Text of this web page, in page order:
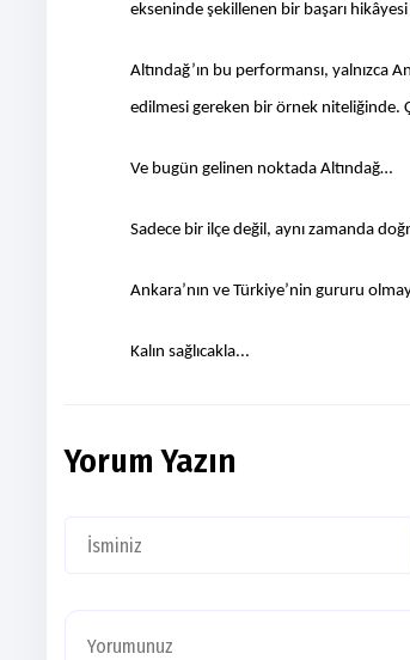
ekseninde şekillenen bir başarı hikâyesi
Altındağ’ın bu performansı, yalnızca
edilmesi gereken bir örnek niteliğinde.
Ve bugün gelinen noktada Altındağ…
Sadece bir ilçe değil, aynı zamanda
Ankara’nın ve Türkiye’nin gururu
Kalın sağlıcakla...
Yorum Yazın